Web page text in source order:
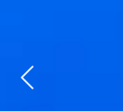
Zurück